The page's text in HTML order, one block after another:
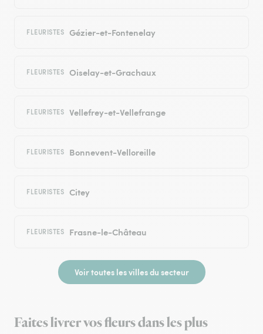
FLEURISTES Gézier-et-Fontenelay
FLEURISTES Oiselay-et-Grachaux
FLEURISTES Vellefrey-et-Vellefrange
FLEURISTES Bonnevent-Velloreille
FLEURISTES Citey
FLEURISTES Frasne-le-Château
Voir toutes les villes du secteur
Faites livrer vos fleurs dans les plus